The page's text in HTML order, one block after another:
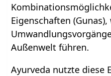
Eigenschaften
Außenwelt führen.
Ayurveda nutzte diese